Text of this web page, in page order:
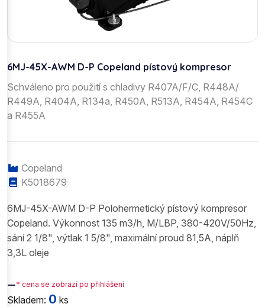
6MJ-45X-AWM D-P Copeland pístový kompresor
Schváleno pro použití s chladivy R407A/F/C, R448A/
R449A, R404A, R134a, R450A, R513A, R454A, R454C
a R455A
Copeland
K5018679
6MJ-45X-AWM D-P Polohermetický pístový kompresor
Copeland. Výkonnost 135 m3/h, M/LBP, 380-420V/50Hz,
sání 2 1/8", výtlak 1 5/8", maximální proud 81,5A, náplň
3,3L oleje
—* cena se zobrazí po přihlášení
Skladem: 0 ks